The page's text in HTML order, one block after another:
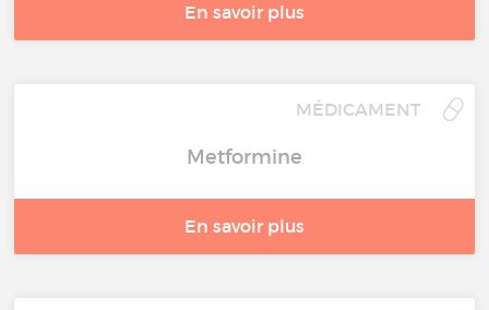
En savoir plus
MÉDICAMENT
Metformine
En savoir plus